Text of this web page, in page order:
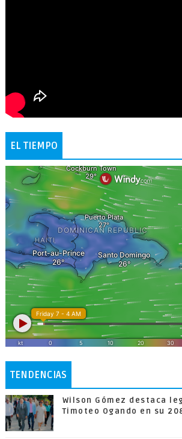
EL TIEMPO
TENDENCIAS
Wilson Gómez destaca
Timoteo Ogando en su